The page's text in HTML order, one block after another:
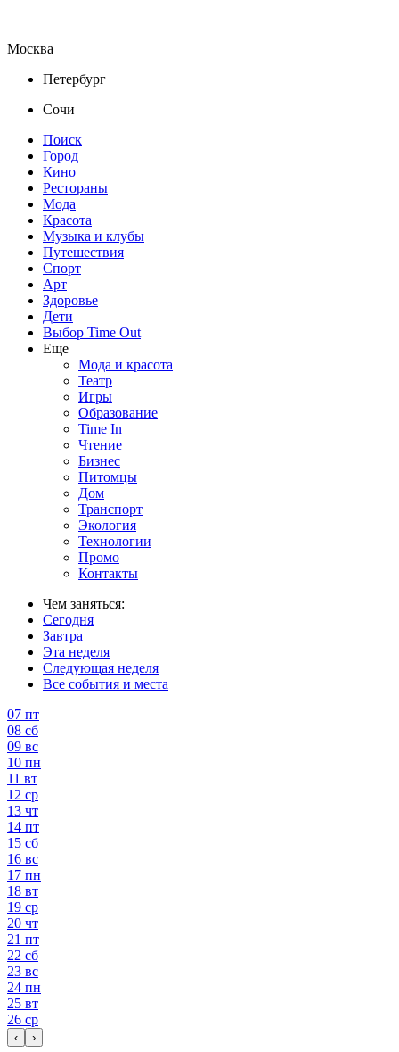
Москва
Петербург
Сочи
Поиск
Город
Кино
Рестораны
Мода
Красота
Музыка и клубы
Путешествия
Спорт
Арт
Здоровье
Дети
Выбор Time Out
Еще
Мода и красота
Театр
Игры
Образование
Time In
Чтение
Бизнес
Питомцы
Дом
Транспорт
Экология
Технологии
Промо
Контакты
Чем заняться:
Сегодня
Завтра
Эта неделя
Следующая неделя
Все события и места
07 пт
08 сб
09 вс
10 пн
11 вт
12 ср
13 чт
14 пт
15 сб
16 вс
17 пн
18 вт
19 ср
20 чт
21 пт
22 сб
23 вс
24 пн
25 вт
26 ср
‹ ›